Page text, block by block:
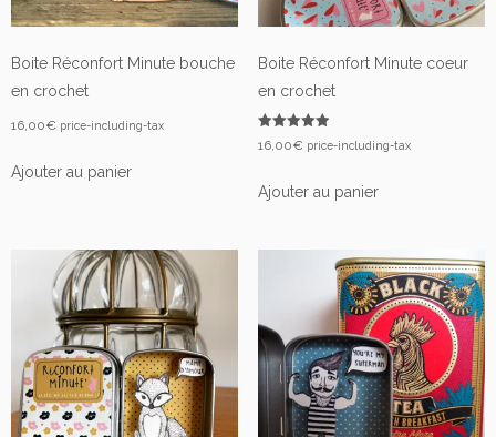
Boite Réconfort Minute bouche
en crochet
16,00€ price-including-tax
Ajouter au panier
Boite Réconfort Minute coeur
en crochet
Note
5.00
16,00€ price-including-tax
Ajouter au panier